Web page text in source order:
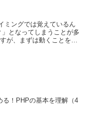
ミングでは覚えているん
となってしまうことが多
る！PHPの基本を理解（4